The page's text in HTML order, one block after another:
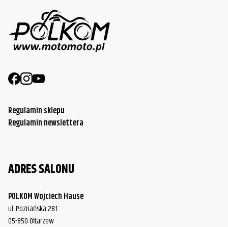
Regulamin sklepu
Regulamin newslettera
ADRES SALONU
POLKOM Wojciech Hause
ul. Poznańska 281
05-850 Ołtarzew